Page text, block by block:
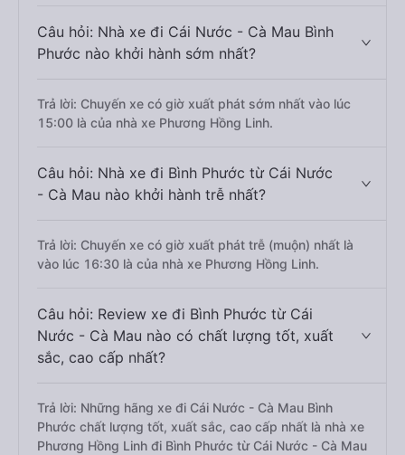
Câu hỏi: Nhà xe đi Cái Nước - Cà Mau Bình
Phước nào khởi hành sớm nhất?
Trả lời: Chuyến xe có giờ xuất phát sớm nhất vào lúc
15:00 là của nhà xe Phương Hồng Linh.
Câu hỏi: Nhà xe đi Bình Phước từ Cái Nước
- Cà Mau nào khởi hành trễ nhất?
Trả lời: Chuyến xe có giờ xuất phát trễ (muộn) nhất là
vào lúc 16:30 là của nhà xe Phương Hồng Linh.
Câu hỏi: Review xe đi Bình Phước từ Cái
Nước - Cà Mau nào có chất lượng tốt, xuất
sắc, cao cấp nhất?
Trả lời: Những hãng xe đi Cái Nước - Cà Mau Bình
Phước chất lượng tốt, xuất sắc, cao cấp nhất là nhà xe
Phương Hồng Linh đi Bình Phước từ Cái Nước - Cà Mau